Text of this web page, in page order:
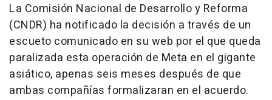
La Comisión Nacional de Desarrollo y Reforma
(CNDR) ha notificado la decisión a través de un
escueto comunicado en su web por el que queda
paralizada esta operación de Meta en el gigante
asiático, apenas seis meses después de que
ambas compañías formalizaran en el acuerdo.